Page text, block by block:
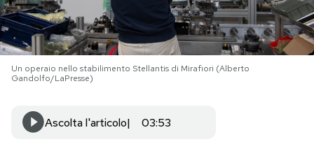
NEWSLETTER
I MIEI PREFERITI
SHOP
Un operaio nello stabilimento Stellantis di Mirafiori (Alberto
Gandolfo/LaPresse)
Ascolta l'articolo 03:53